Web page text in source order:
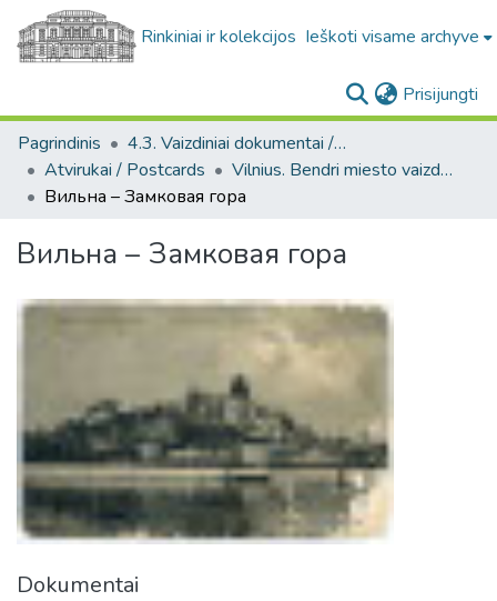
Rinkiniai ir kolekcijos Ieškoti visame archyve
Prisijungti
Pagrindinis
4.3. Vaizdiniai dokumentai / Visual documents
Atvirukai / Postcards
Vilnius. Bendri miesto vaizdai : miesto ir jo apylinkių fotografinių atvirukų rinkinys
Вильна – Замковая гора
Вильна – Замковая гора
Dokumentai